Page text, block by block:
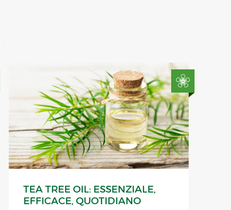
TEA TREE OIL: ESSENZIALE,
EFFICACE, QUOTIDIANO